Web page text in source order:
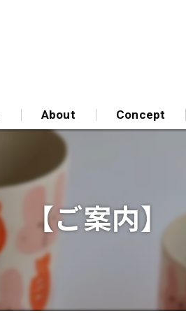
About Concept
【ご案内】